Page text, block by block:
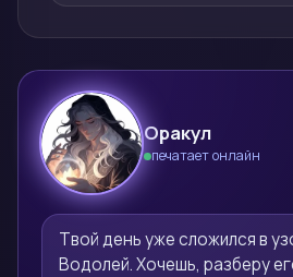
🔮
Оракул
печатает онлайн
Твой день уже сложился в
Водолей. Хочешь, разберу